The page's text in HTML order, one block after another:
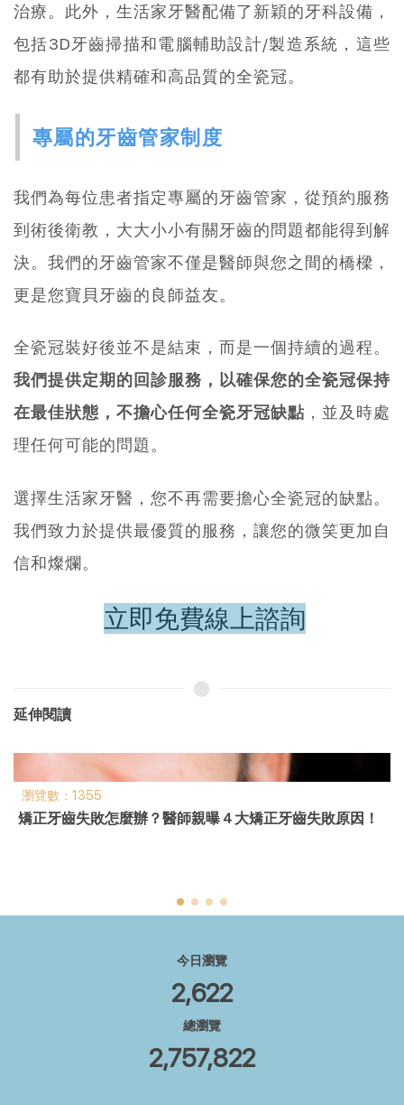
治療。此外，生活家牙醫配備了新穎的牙科設備，
包括3D牙齒掃描和電腦輔助設計/製造系統，這些
都有助於提供精確和高品質的全瓷冠。
專屬的牙齒管家制度
我們為每位患者指定專屬的牙齒管家，從預約服務
到術後衛教，大大小小有關牙齒的問題都能得到解
決。我們的牙齒管家不僅是醫師與您之間的橋樑，
更是您寶貝牙齒的良師益友。
全瓷冠裝好後並不是結束，而是一個持續的過程。
我們提供定期的回診服務，以確保您的全瓷冠保持
在最佳狀態，不擔心任何全瓷牙冠缺點 ，並及時處
理任何可能的問題。
選擇生活家牙醫，您不再需要擔心全瓷冠的缺點。
我們致力於提供最優質的服務，讓您的微笑更加自
信和燦爛。
立即免費線上諮詢
延伸閱讀
瀏覽數：7489
假牙植牙專科 －「林顯書醫師」
今日瀏覽
2,622
總瀏覽
2,757,822